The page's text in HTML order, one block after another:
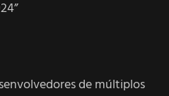
de múltiplos